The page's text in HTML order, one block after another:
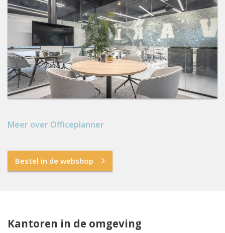
Meer over Officeplanner
Bestel in de webshop
Kantoren in de omgeving